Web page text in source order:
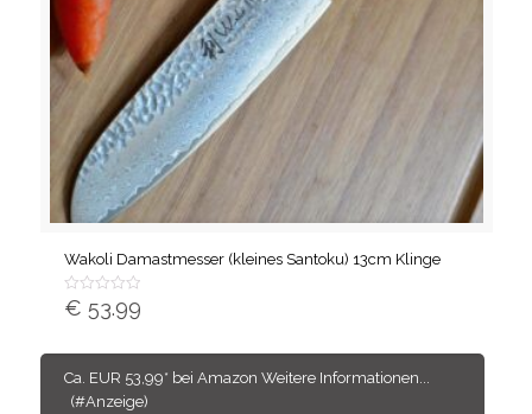
Wakoli Damastmesser (kleines Santoku) 13cm Klinge
Bewertet
mit
€ 53.99
Ca. EUR 53,99* bei Amazon Weitere Informationen...